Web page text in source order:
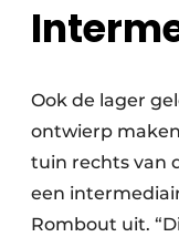
Ook de lager
ontwierp
tuin rechts van
een
Rombout uit.